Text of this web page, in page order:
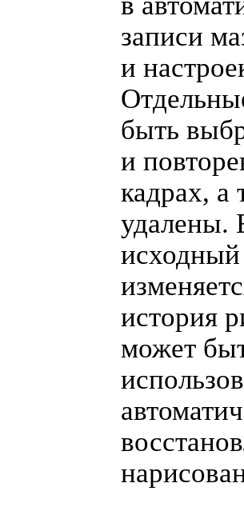
записи
и
быть
и
кадрах, а
удалены.
исходный
история
может